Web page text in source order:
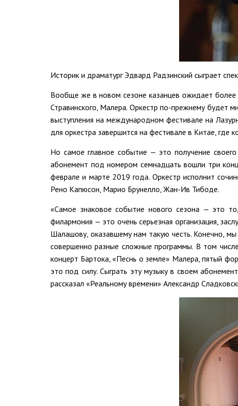
Историк и драматург Эдвард Радзинский сыграет
Вообще же в новом сезоне казанцев ожидает более
Стравинского, Малера. Оркестр по-прежнему будет
выступления на международном фестивале на
для оркестра завершится на фестивале в Китае, где
Но самое главное событие — это получение
абонемент под номером семнадцать вошли три
феврале и марте 2019 года. Оркестр исполнит
Рено Капюсон, Марио Брунелло, Жан-Ив Тибоде.
«Самое знаковое событие нового сезона — это
филармония — это очень серьезная организация,
Шалашову, оказавшему нам такую честь. Конечно,
совершенно разные сложные программы. В том
концерт Бартока, «Песнь о земле» Малера, пятый
это под силу. Сыграть эту музыку в своем
рассказал «Реальному времени» Александр